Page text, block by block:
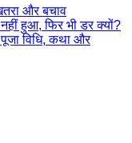
और बचाव
हुआ, फिर भी डर क्यों?
पूजा विधि, कथा और